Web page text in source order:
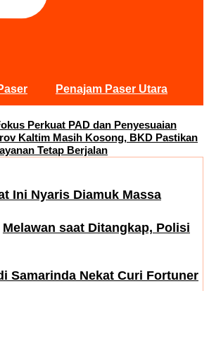
Penajam Paser Utara
Perkuat PAD dan Penyesuaian
Kaltim Masih Kosong, BKD Pastikan
Tetap Berjalan
Ini Nyaris Diamuk Massa
Melawan saat Ditangkap, Polisi
Samarinda Nekat Curi Fortuner